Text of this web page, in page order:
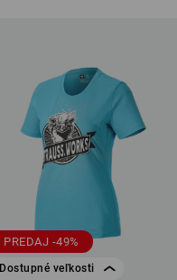
PREDAJ -49%
Dostupné veľkosti